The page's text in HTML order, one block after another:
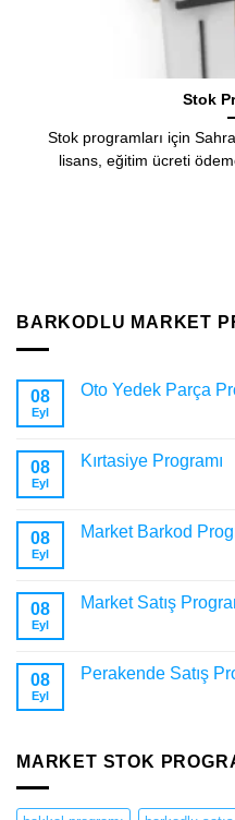
Kurulum,
Barkod
Anahtarı
BARKODLU MARKET
08
Eyl
Oto Yedek Parça
08
Eyl
Kırtasiye Programı
08
Eyl
Market Barkod
08
Eyl
Market Satış
08
Eyl
Perakende Satış
MARKET STOK